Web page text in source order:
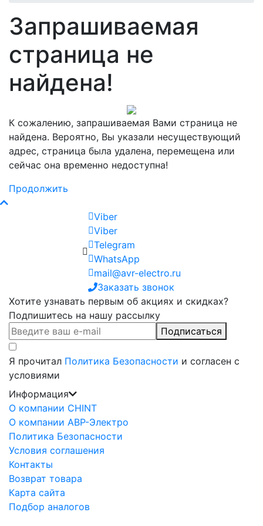
Запрашиваемая
страница не
найдена!
К сожалению, запрашиваемая Вами страница не
найдена. Вероятно, Вы указали несуществующий
адрес, страница была удалена, перемещена или
сейчас она временно недоступна!
Продолжить
Viber
Viber
Telegram
WhatsApp
mail@avr-electro.ru
Заказать звонок
Хотите узнавать первым об акциях и скидках?
Подпишитесь на нашу рассылку
Подписаться
Я прочитал Политика Безопасности и согласен с
условиями
Информация
О компании CHINT
О компании АВР-Электро
Политика Безопасности
Условия соглашения
Контакты
Возврат товара
Карта сайта
Подбор аналогов